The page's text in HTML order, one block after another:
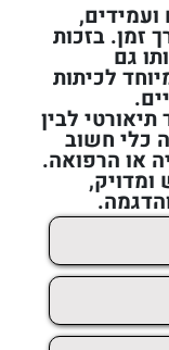
ועמידים,
זמן. בזכות
גם
לכיתות
לבין
כלי חשוב
או הרפואה.
ומדויק,